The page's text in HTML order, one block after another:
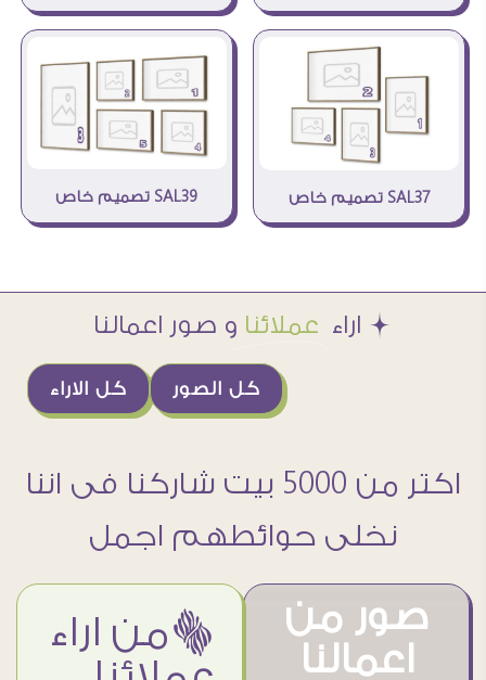
SAL37 تصميم خاص SAL39 تصميم خاص
Æ اراء عملائنا و صور اعمالنا
كل الاراء كل الصور
اكتر من 5000 بيت شاركنا فى اننا
نخلى حوائطهم اجمل
صور من
اعمالنا
ëمن اراء